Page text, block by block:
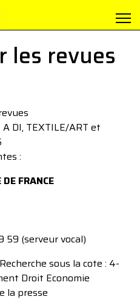
les revues
DI, TEXTILE/ART et
:
FRANCE
59 (serveur vocal)
sous la cote : 4-
Droit Economie
la presse